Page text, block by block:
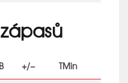
B +/− TMin